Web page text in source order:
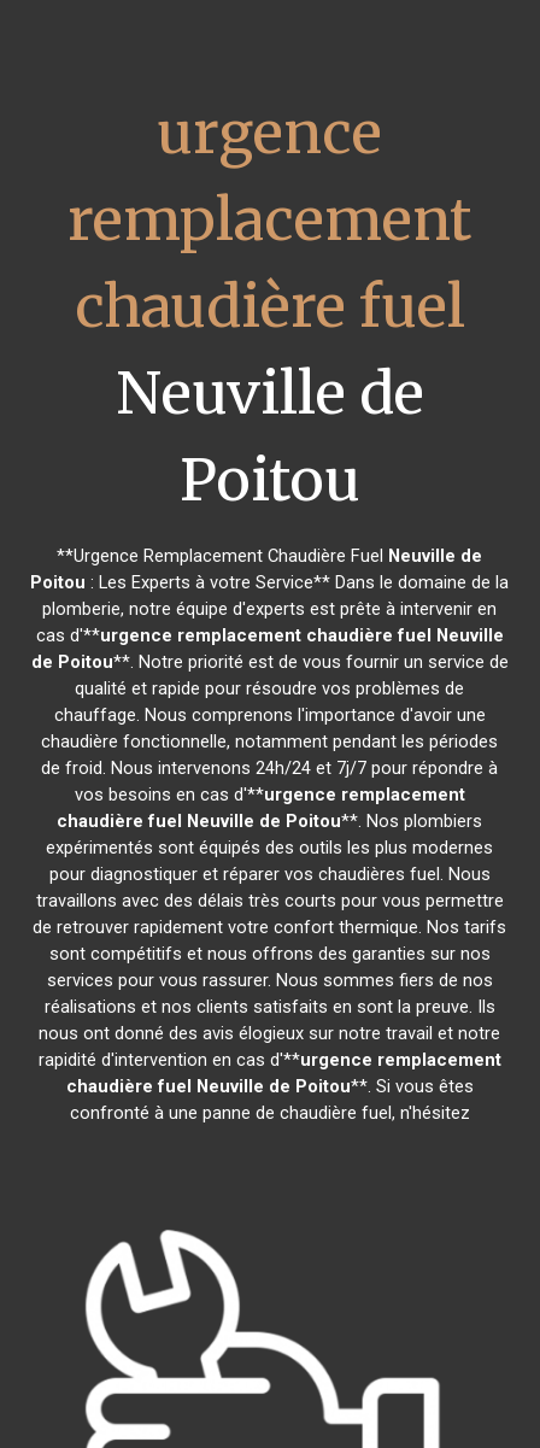
urgence
remplacement
chaudière fuel
Neuville de
Poitou
**Urgence Remplacement Chaudière Fuel Neuville de
Poitou : Les Experts à votre Service** Dans le domaine de la
plomberie, notre équipe d'experts est prête à intervenir en
cas d'**urgence remplacement chaudière fuel Neuville
de Poitou**. Notre priorité est de vous fournir un service de
qualité et rapide pour résoudre vos problèmes de
chauffage. Nous comprenons l'importance d'avoir une
chaudière fonctionnelle, notamment pendant les périodes
de froid. Nous intervenons 24h/24 et 7j/7 pour répondre à
vos besoins en cas d'**urgence remplacement
chaudière fuel Neuville de Poitou**. Nos plombiers
expérimentés sont équipés des outils les plus modernes
pour diagnostiquer et réparer vos chaudières fuel. Nous
travaillons avec des délais très courts pour vous permettre
de retrouver rapidement votre confort thermique. Nos tarifs
sont compétitifs et nous offrons des garanties sur nos
services pour vous rassurer. Nous sommes fiers de nos
réalisations et nos clients satisfaits en sont la preuve. Ils
nous ont donné des avis élogieux sur notre travail et notre
rapidité d'intervention en cas d'**urgence remplacement
chaudière fuel Neuville de Poitou**. Si vous êtes
confronté à une panne de chaudière fuel, n'hésitez